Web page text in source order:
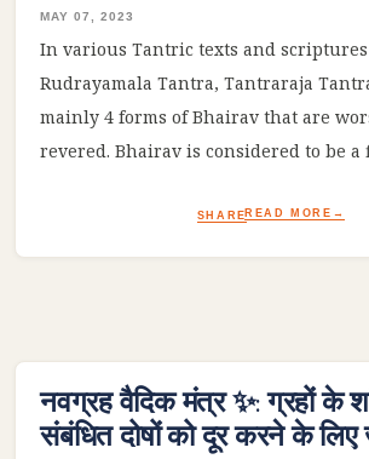
MAY 07, 2023
In various Tantric texts and scriptures
Rudrayamala Tantra, Tantraraja
mainly 4 forms of Bhairav that are
revered. Bhairav is considered to be a
devotees, destruction of evil, and
Here are four types of Bhairav that
Bhairav is a form of Bhairav
white. He is believed to be a powerful
SHAREREAD MORE
नवग्रह वैदिक मंत्र ✨: ग्रहों के
संबंधित दोषों को दूर करने के लिए